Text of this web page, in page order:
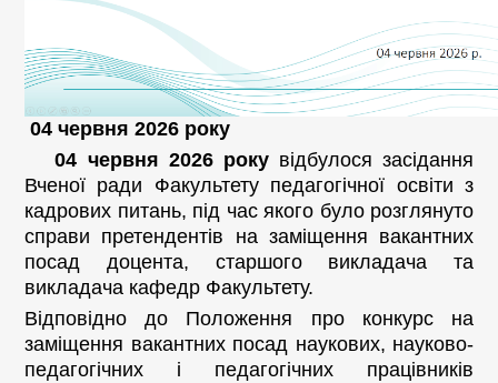
04 червня 2026 року
04 червня 2026 рокувідбулося засідання
Вченої ради Факультету педагогічної освіти з
кадрових питань, під час якого було розглянуто
справи претендентів на заміщення вакантних
посад доцента, старшого викладача та
викладача кафедр Факультету.
Відповідно до Положення про конкурс на
заміщення вакантних посад наукових, науково-
педагогічних і педагогічних працівників